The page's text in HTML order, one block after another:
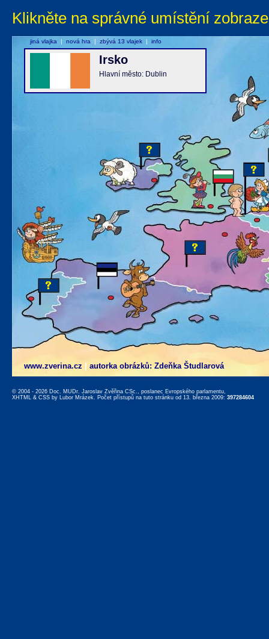
Klikněte na správné umístění
www.zverina.cz autorka obrázků: Zdeňka Študlarová
Irsko
Hlavní město: Dublin
jiná vlajka | nová hra | zbývá 13 vlajek | info
© 2004 - 2026 Doc. MUDr. Jaroslav Zvěřina CSc., poslanec Evropského parlamentu,
XHTML & CSS by Lubor Mrázek. Počet přístupů na tuto stránku od 13. března 2009: 397284604